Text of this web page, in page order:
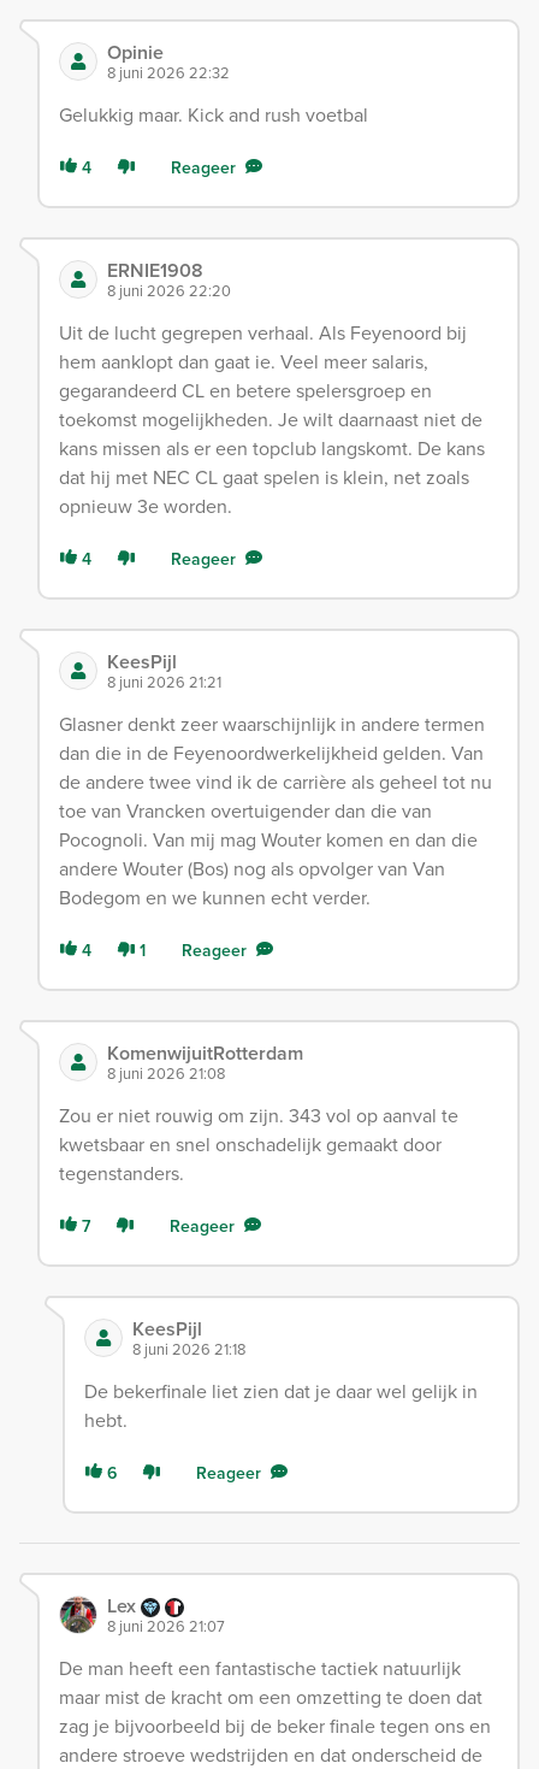
Opinie
8 juni 2026 22:32
Gelukkig maar. Kick and rush voetbal
4 Reageer
ERNIE1908
8 juni 2026 22:20
Uit de lucht gegrepen verhaal. Als Feyenoord bij
hem aanklopt dan gaat ie. Veel meer salaris,
gegarandeerd CL en betere spelersgroep en
toekomst mogelijkheden. Je wilt daarnaast niet de
kans missen als er een topclub langskomt. De kans
dat hij met NEC CL gaat spelen is klein, net zoals
opnieuw 3e worden.
4 Reageer
KeesPijl
8 juni 2026 21:21
Glasner denkt zeer waarschijnlijk in andere termen
dan die in de Feyenoordwerkelijkheid gelden. Van
de andere twee vind ik de carrière als geheel tot nu
toe van Vrancken overtuigender dan die van
Pocognoli. Van mij mag Wouter komen en dan die
andere Wouter (Bos) nog als opvolger van Van
Bodegom en we kunnen echt verder.
4 1 Reageer
KomenwijuitRotterdam
8 juni 2026 21:08
Zou er niet rouwig om zijn. 343 vol op aanval te
kwetsbaar en snel onschadelijk gemaakt door
tegenstanders.
7 Reageer
KeesPijl
8 juni 2026 21:18
De bekerfinale liet zien dat je daar wel gelijk in
hebt.
6 Reageer
Lex
8 juni 2026 21:07
De man heeft een fantastische tactiek natuurlijk
maar mist de kracht om een omzetting te doen dat
zag je bijvoorbeeld bij de beker finale tegen ons en
andere stroeve wedstrijden en dat onderscheid de